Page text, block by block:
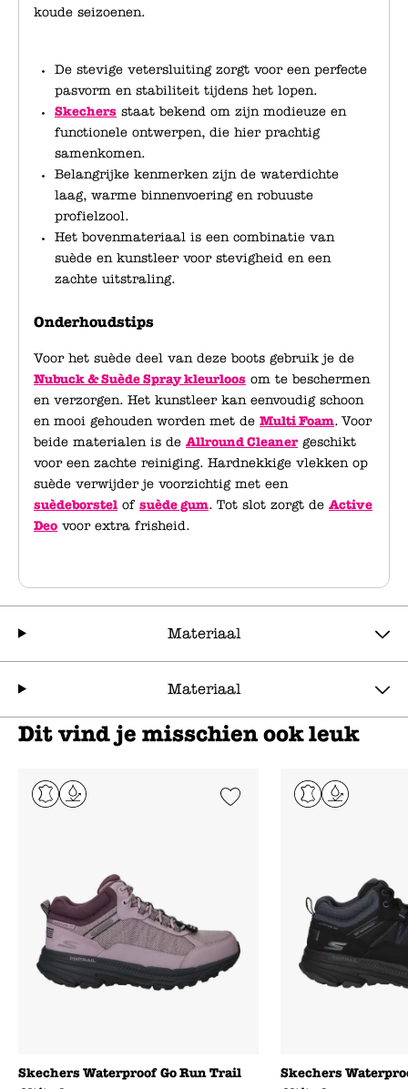
koude seizoenen.
De stevige vetersluiting zorgt voor een perfecte
pasvorm en stabiliteit tijdens het lopen.
Skechers staat bekend om zijn modieuze en
functionele ontwerpen, die hier prachtig
samenkomen.
Belangrijke kenmerken zijn de waterdichte
laag, warme binnenvoering en robuuste
profielzool.
Het bovenmateriaal is een combinatie van
suède en kunstleer voor stevigheid en een
zachte uitstraling.
Onderhoudstips
Voor het suède deel van deze boots gebruik je de
Nubuck & Suède Spray kleurloos om te beschermen
en verzorgen. Het kunstleer kan eenvoudig schoon
en mooi gehouden worden met de Multi Foam. Voor
beide materialen is de Allround Cleanergeschikt
voor een zachte reiniging. Hardnekkige vlekken op
suède verwijder je voorzichtig met een
suèdeborstel of suède gum. Tot slot zorgt de Active
Deo voor extra frisheid.
Materiaal
Materiaal
Dit vind je misschien ook leuk
Add to Wishlist
Skechers Waterproof Go Run Trail
Skechers